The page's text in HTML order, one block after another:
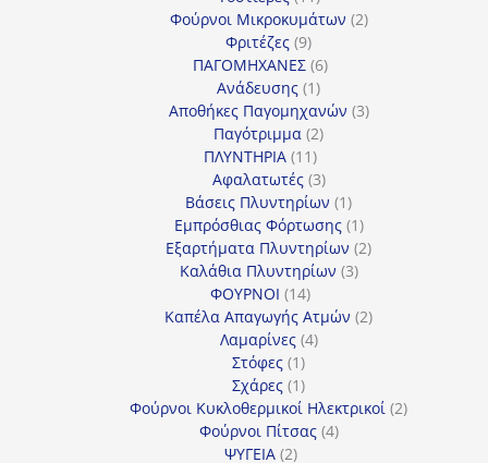
προϊόντα
Φούρνοι Μικροκυμάτων 22
Φριτέζες 99
προϊόντα
ΠΑΓΟΜΗΧΑΝΕΣ 66
Ανάδευσης 11
προϊόν
Αποθήκες Παγομηχανών 33
Παγότριμμα 22
ΠΛΥΝΤΗΡΙΑ 1111
προϊόντα
Αφαλατωτές 33
προϊόντα
Βάσεις Πλυντηρίων 11
προϊόν
Εμπρόσθιας Φόρτωσης 11
προϊόν
Εξαρτήματα Πλυντηρίων 22
Καλάθια Πλυντηρίων 33
ΦΟΥΡΝΟΙ 1414
προϊόντα
Καπέλα Απαγωγής Ατμών 22
Λαμαρίνες 44
Στόφες 11
προϊόν
Σχάρες 11
προϊόν
Φούρνοι Κυκλοθερμικοί Ηλεκτρικοί 22
Φούρνοι Πίτσας 44
ΨΥΓΕΙΑ 22